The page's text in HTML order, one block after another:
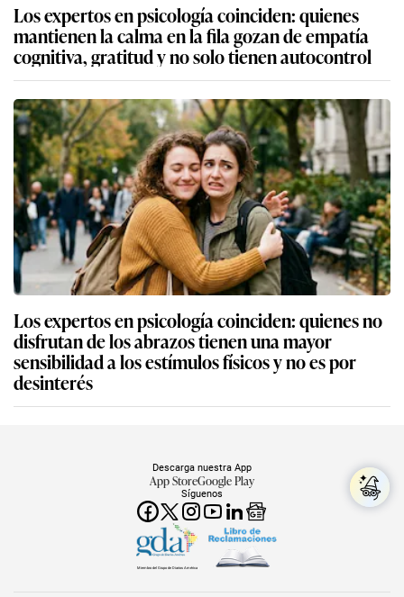
Los expertos en psicología coinciden: quienes
mantienen la calma en la fila gozan de empatía
cognitiva, gratitud y no solo tienen autocontrol
Los expertos en psicología coinciden: quienes no
disfrutan de los abrazos tienen una mayor
sensibilidad a los estímulos físicos y no es por
desinterés
Síguenos
Descarga nuestra App
App StoreGoogle Play
Miembro del Grupo de Diarios América